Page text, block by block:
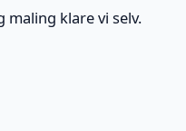
klare vi selv.